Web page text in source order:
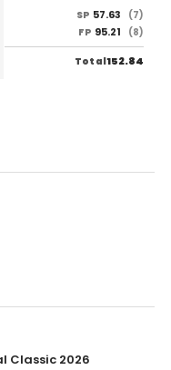
SP 57.63
(7)
FP 95.21 (8)
Total152.84
Classic 2026